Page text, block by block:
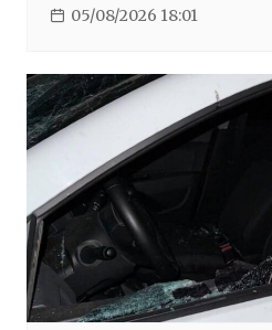
05/08/2026 18:01